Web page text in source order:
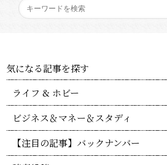
気になる記事を探す
ライフ & ホビー
ビジネス＆マネー＆スタディ
【注目の記事】バックナンバー